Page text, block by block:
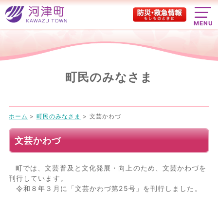
MENU
町民のみなさま
ホーム > 町民のみなさま > 文芸かわづ
文芸かわづ
町では、文芸普及と文化発展・向上のため、文芸かわづを
刊行しています。
令和８年３月に「文芸かわづ第25号」を刊行しました。